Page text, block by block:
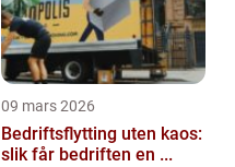
09 mars 2026
Bedriftsflytting uten kaos:
slik får bedriften en ...